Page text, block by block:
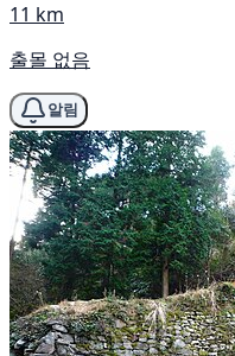
11 km
출몰 없음
알림